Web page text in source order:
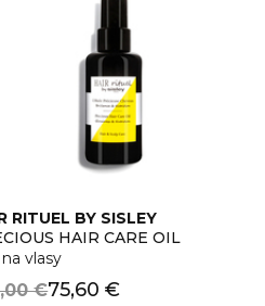
CAMELIA OIL
RITUEL BY SISLEY
HAIR CARE OIL
vlasy
75,60 €
€